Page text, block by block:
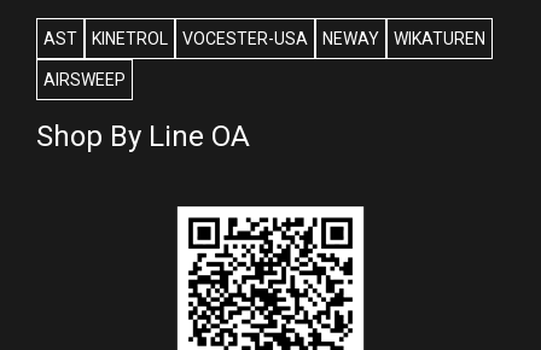
AST KINETROL VOCESTER-USA NEWAY WIKATUREN
AIRSWEEP
Shop By Line OA